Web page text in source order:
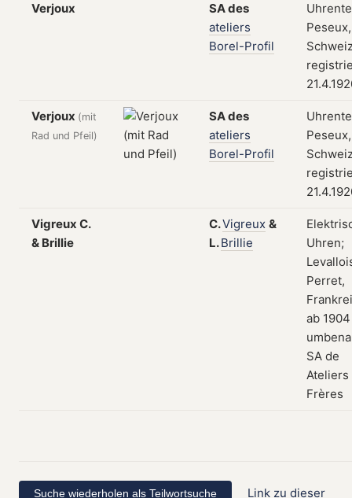
Verjoux SAdes
ateliers
Borel-Profil
Peseux,
Verjoux (mit
Rad und Pfeil)
SAdes
ateliers
Borel-Profil
Peseux,
Vigreux C.
& Brillie
C.Vigreux &
L.Brillie
Uhren;
Perret,
ab 1904
SA de
Frères
Link zu dieser